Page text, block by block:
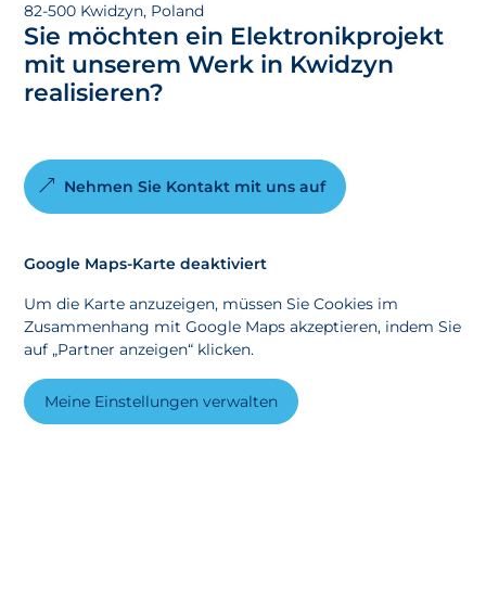
82-500 Kwidzyn, Poland
Sie möchten ein Elektronikprojekt
mit unserem Werk in Kwidzyn
realisieren?
Nehmen Sie Kontakt mit uns auf
Google Maps-Karte deaktiviert
Um die Karte anzuzeigen, müssen Sie Cookies im
Zusammenhang mit Google Maps akzeptieren, indem Sie
auf „Partner anzeigen“ klicken.
Meine Einstellungen verwalten